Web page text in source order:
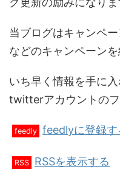
当ブログはキャンペ
などのキャンペーンを
いち早く情報を手に
twitterアカウントのフ
feedly feedlyに登録す
RSS RSSを表示する